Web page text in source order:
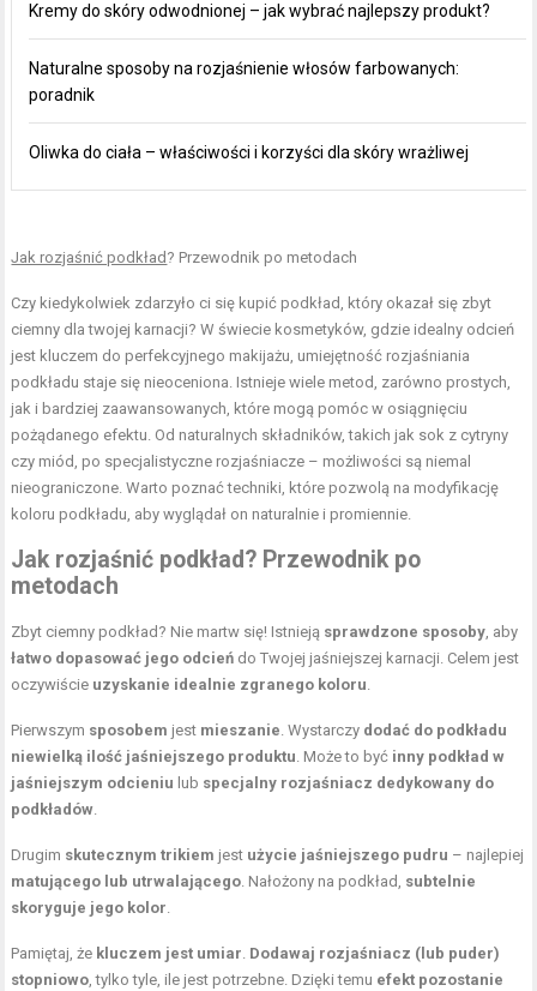
Kremy do skóry odwodnionej – jak wybrać najlepszy produkt?
Naturalne sposoby na rozjaśnienie włosów farbowanych:
poradnik
Oliwka do ciała – właściwości i korzyści dla skóry wrażliwej
Jak rozjaśnić podkład ? Przewodnik po metodach
Czy kiedykolwiek zdarzyło ci się kupić podkład, który okazał się zbyt
ciemny dla twojej karnacji? W świecie kosmetyków, gdzie idealny odcień
jest kluczem do perfekcyjnego makijażu, umiejętność rozjaśniania
podkładu staje się nieoceniona. Istnieje wiele metod, zarówno prostych,
jak i bardziej zaawansowanych, które mogą pomóc w osiągnięciu
pożądanego efektu. Od naturalnych składników, takich jak sok z cytryny
czy miód, po specjalistyczne rozjaśniacze – możliwości są niemal
nieograniczone. Warto poznać techniki, które pozwolą na modyfikację
koloru podkładu, aby wyglądał on naturalnie i promiennie.
Jak rozjaśnić podkład? Przewodnik po
metodach
Zbyt ciemny podkład? Nie martw się! Istnieją sprawdzone sposoby, aby
łatwo dopasować jego odcień do Twojej jaśniejszej karnacji. Celem jest
oczywiście uzyskanie idealnie zgranego koloru.
Pierwszym sposobem jest mieszanie. Wystarczy dodać do podkładu
niewielką ilość jaśniejszego produktu. Może to być inny podkład w
jaśniejszym odcieniu lub specjalny rozjaśniacz dedykowany do
podkładów.
Drugim skutecznym trikiem jest użycie jaśniejszego pudru – najlepiej
matującego lub utrwalającego. Nałożony na podkład, subtelnie
skoryguje jego kolor.
Pamiętaj, że kluczem jest umiar. Dodawaj rozjaśniacz (lub puder)
stopniowo, tylko tyle, ile jest potrzebne. Dzięki temu efekt pozostanie